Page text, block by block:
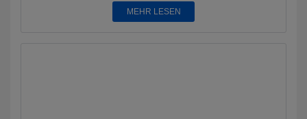
MEHR LESEN